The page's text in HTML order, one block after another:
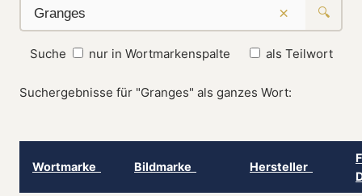
× 🔍
Suche nur in Wortmarkenspalte als Teilwort
Suchergebnisse für "Granges" als ganzes Wort:
Wortmarke Bildmarke Hersteller